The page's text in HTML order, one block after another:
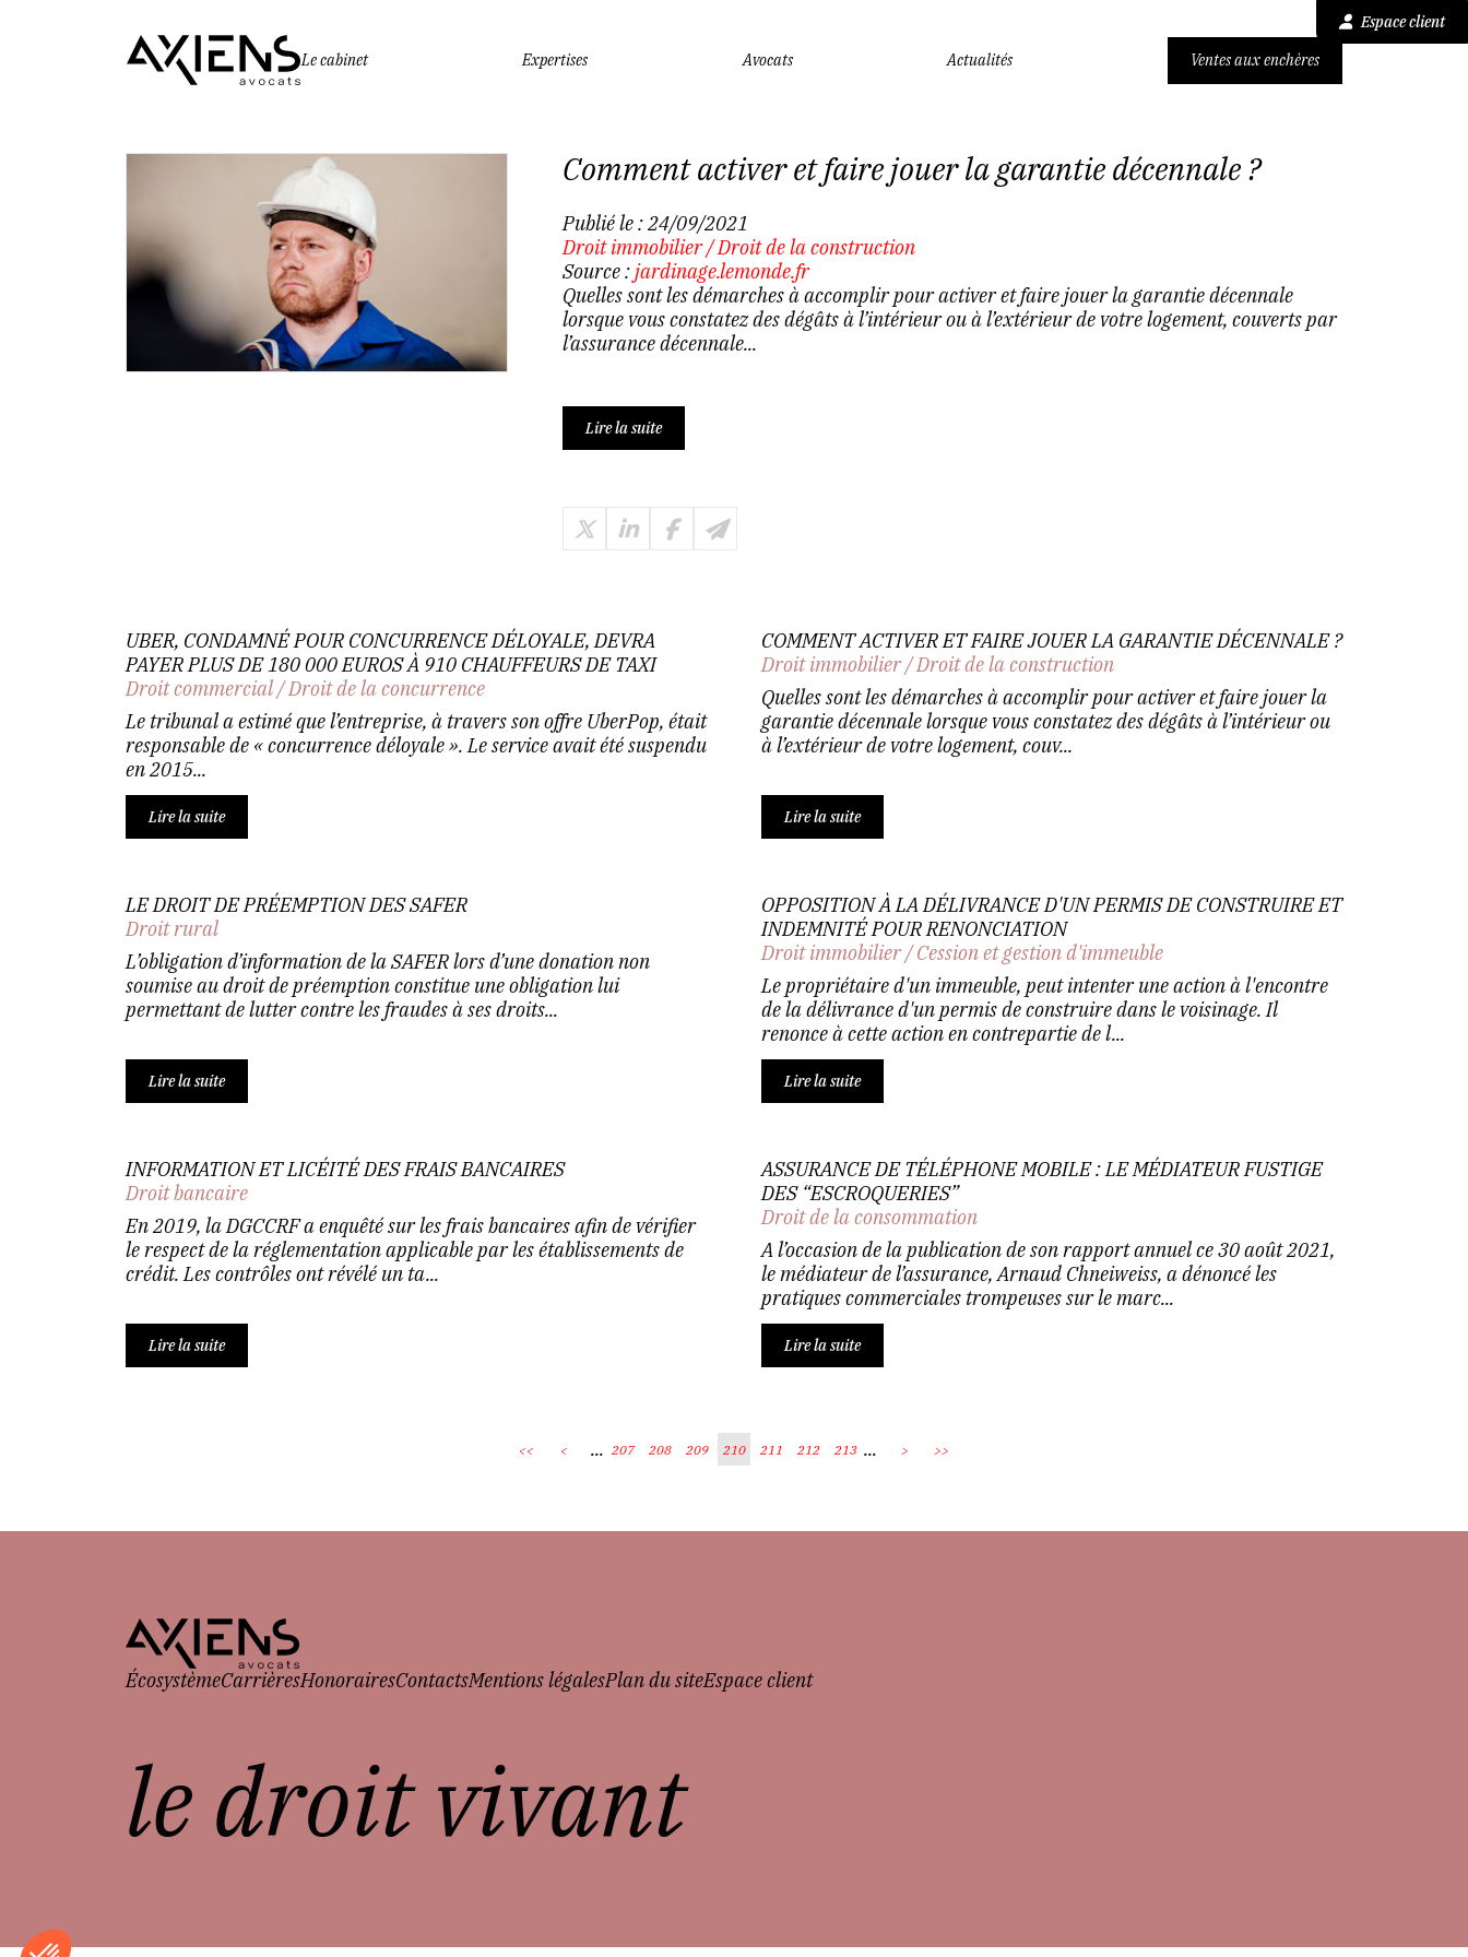
Espace client
Le cabinet
Expertises Avocats Actualités Ventes aux enchères
Comment activer et faire jouer la garantie décennale ?
Publié le :24/09/2021
Droit immobilier/Droit de la construction
Source :jardinage.lemonde.fr
Quelles sont les démarches à accomplir pour activer et faire jouer la garantie décennale
lorsque vous constatez des dégâts à l’intérieur ou à l’extérieur de votre logement, couverts par
l’assurance décennale...
Lire la suite
UBER, CONDAMNÉ POUR CONCURRENCE DÉLOYALE, DEVRA
PAYER PLUS DE 180 000 EUROS À 910 CHAUFFEURS DE TAXI
Droit commercial/Droit de la concurrence
Le tribunal a estimé que l’entreprise, à travers son offre UberPop, était
responsable de « concurrence déloyale ». Le service avait été suspendu
en 2015...
Lire la suite
COMMENT ACTIVER ET FAIRE JOUER LA GARANTIE DÉCENNALE ?
Droit immobilier/Droit de la construction
Quelles sont les démarches à accomplir pour activer et faire jouer la
garantie décennale lorsque vous constatez des dégâts à l’intérieur ou
à l’extérieur de votre logement, couv...
Lire la suite
LE DROIT DE PRÉEMPTION DES SAFER
Droit rural
L’obligation d’information de la SAFER lors d’une donation non
soumise au droit de préemption constitue une obligation lui
permettant de lutter contre les fraudes à ses droits...
Lire la suite
OPPOSITION À LA DÉLIVRANCE D'UN PERMIS DE CONSTRUIRE ET
INDEMNITÉ POUR RENONCIATION
Droit immobilier/Cession et gestion d'immeuble
Le propriétaire d'un immeuble, peut intenter une action à l'encontre
de la délivrance d'un permis de construire dans le voisinage. Il
renonce à cette action en contrepartie de l...
Lire la suite
INFORMATION ET LICÉITÉ DES FRAIS BANCAIRES
Droit bancaire
En 2019, la DGCCRF a enquêté sur les frais bancaires afin de vérifier
le respect de la réglementation applicable par les établissements de
crédit. Les contrôles ont révélé un ta...
Lire la suite
ASSURANCE DE TÉLÉPHONE MOBILE : LE MÉDIATEUR FUSTIGE
DES “ESCROQUERIES”
Droit de la consommation
A l’occasion de la publication de son rapport annuel ce 30 août 2021,
le médiateur de l’assurance, Arnaud Chneiweiss, a dénoncé les
pratiques commerciales trompeuses sur le marc...
Lire la suite
<< < ... 207 208 209 210 211 212 213 ... > >>
ÉcosystèmeCarrièresHonorairesContactsMentions légalesPlan du siteEspace client
le droit vivant